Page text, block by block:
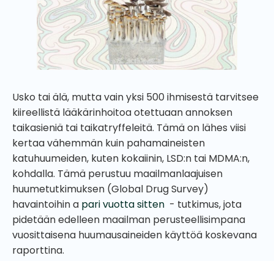
Usko tai älä, mutta vain yksi 500 ihmisestä tarvitsee
kiireellistä lääkärinhoitoa otettuaan annoksen
taikasieniä tai taikatryffeleitä. Tämä on lähes viisi
kertaa vähemmän kuin pahamaineisten
katuhuumeiden, kuten kokaiinin, LSD:n tai MDMA:n,
kohdalla. Tämä perustuu maailmanlaajuisen
huumetutkimuksen (Global Drug Survey)
havaintoihin a pari vuotta sitten - tutkimus, jota
pidetään edelleen maailman perusteellisimpana
vuosittaisena huumausaineiden käyttöä koskevana
raporttina.